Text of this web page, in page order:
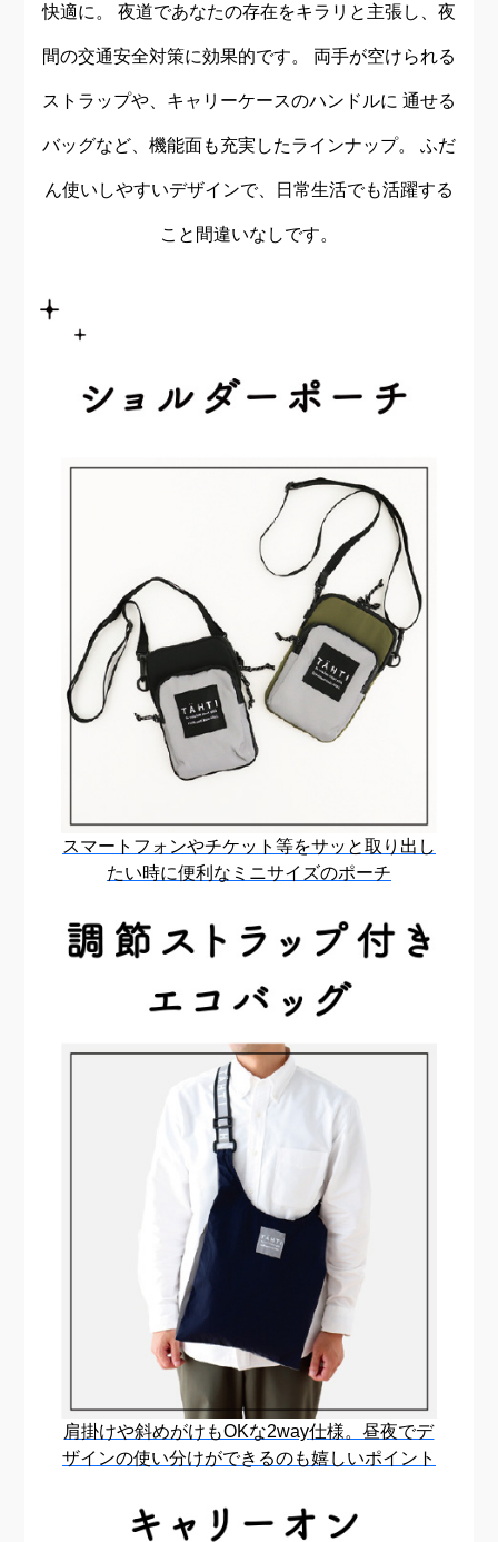
快適に。 夜道であなたの存在をキラリと主張し、夜
間の交通安全対策に効果的です。 両手が空けられる
ストラップや、キャリーケースのハンドルに 通せる
バッグなど、機能面も充実したラインナップ。 ふだ
ん使いしやすいデザインで、日常生活でも活躍する
こと間違いなしです。
スマートフォンやチケット等をサッと取り出し
たい時に便利な ミニサイズのポーチ
肩掛けや斜めがけもOKな2way仕様。昼夜でデ
ザインの使い分けができるのも嬉しいポイント